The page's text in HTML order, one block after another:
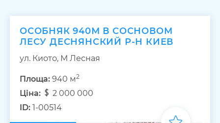
ОСОБНЯК 940М В СОСНОВОМ
ЛЕСУ ДЕСНЯНСКИЙ Р-Н КИЕВ
ул. Киото, М Лесная
Площа: 940 м2
Ціна:
2 000 000
ID: 1-00514